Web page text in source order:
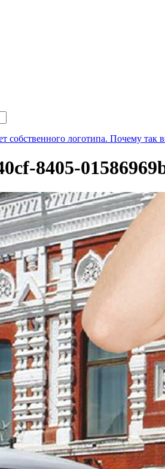
собственного логотипа. Почему так
8405-